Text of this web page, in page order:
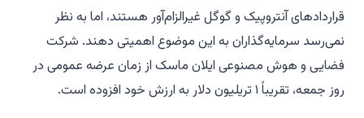
قراردادهای آنتروپیک و گوگل غیرالزام‌آور هستند، اما به نظر
نمی‌رسد سرمایه‌گذاران به این موضوع اهمیتی دهند. شرکت
فضایی و هوش مصنوعی ایلان ماسک از زمان عرضه عمومی در
روز جمعه، تقریباً ۱ تریلیون دلار به ارزش خود افزوده است.